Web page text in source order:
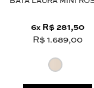
6x R$ 281,50
R$ 1.689,00